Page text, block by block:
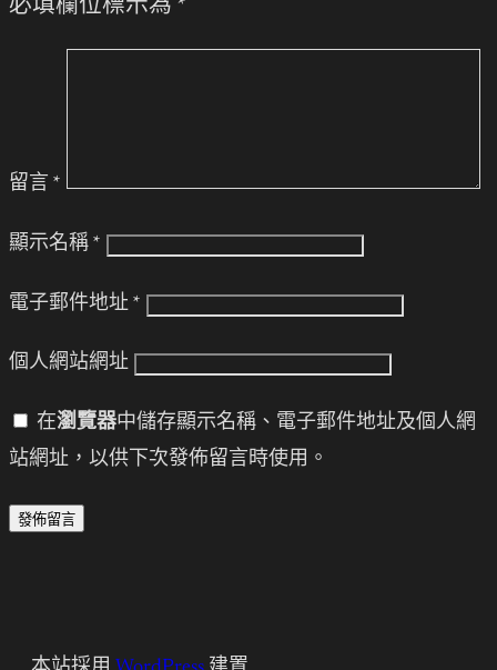
必填欄位標示為 *
留言 *
顯示名稱 *
電子郵件地址 *
個人網站網址
在瀏覽器中儲存顯示名稱、電子郵件地址及個人網
站網址，以供下次發佈留言時使用。